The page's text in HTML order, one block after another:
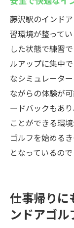
藤沢駅のインド
習環境が整って
した状態で練習
ルアップに集中
なシミュレータ
ながらの体験が
ードバックもあ
ことができる環
ゴルフを始める
となっているので
仕事帰りに
ンドアゴ